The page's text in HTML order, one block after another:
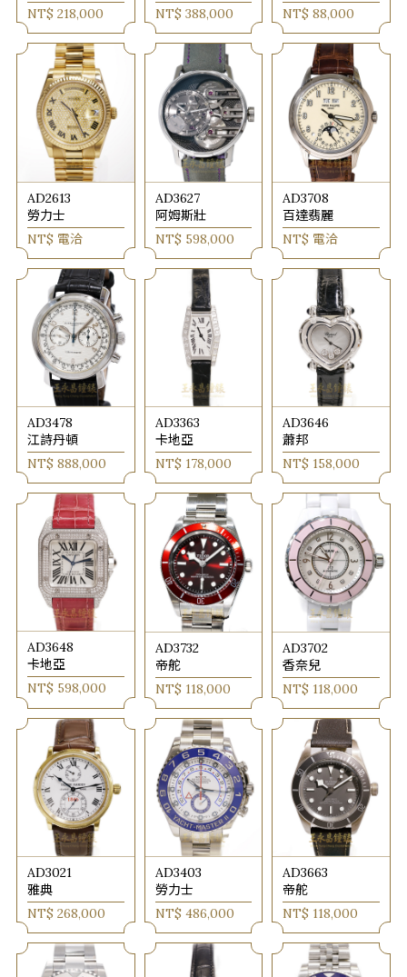
NT$ 218,000
NT$ 388,000
NT$ 88,000
AD2613
勞力士
NT$ 電洽
AD3627
阿姆斯壯
NT$ 598,000
AD3708
百達翡麗
NT$ 電洽
AD3478
江詩丹頓
NT$ 888,000
AD3363
卡地亞
NT$ 178,000
AD3646
蕭邦
NT$ 158,000
AD3648
卡地亞
NT$ 598,000
AD3732
帝舵
NT$ 118,000
AD3702
香奈兒
NT$ 118,000
AD3021
雅典
NT$ 268,000
AD3403
勞力士
NT$ 486,000
AD3663
帝舵
NT$ 118,000